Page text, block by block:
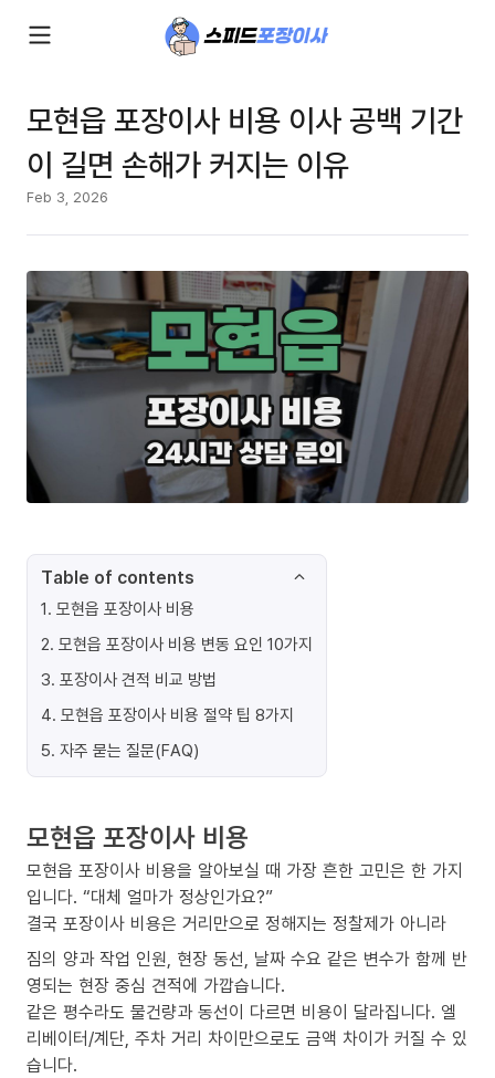
모현읍 포장이사 비용 이사 공백 기간
이 길면 손해가 커지는 이유
Feb 3, 2026
Table of contents
1. 모현읍 포장이사 비용
2. 모현읍 포장이사 비용 변동 요인 10가지
3. 포장이사 견적 비교 방법
4. 모현읍 포장이사 비용 절약 팁 8가지
5. 자주 묻는 질문(FAQ)
모현읍 포장이사 비용
모현읍 포장이사 비용을 알아보실 때 가장 흔한 고민은 한 가지
입니다. “대체 얼마가 정상인가요?”
결국 포장이사 비용은 거리만으로 정해지는 정찰제가 아니라
짐의 양과 작업 인원, 현장 동선, 날짜 수요 같은 변수가 함께 반
영되는 현장 중심 견적에 가깝습니다.
같은 평수라도 물건량과 동선이 다르면 비용이 달라집니다. 엘
리베이터/계단, 주차 거리 차이만으로도 금액 차이가 커질 수 있
습니다.